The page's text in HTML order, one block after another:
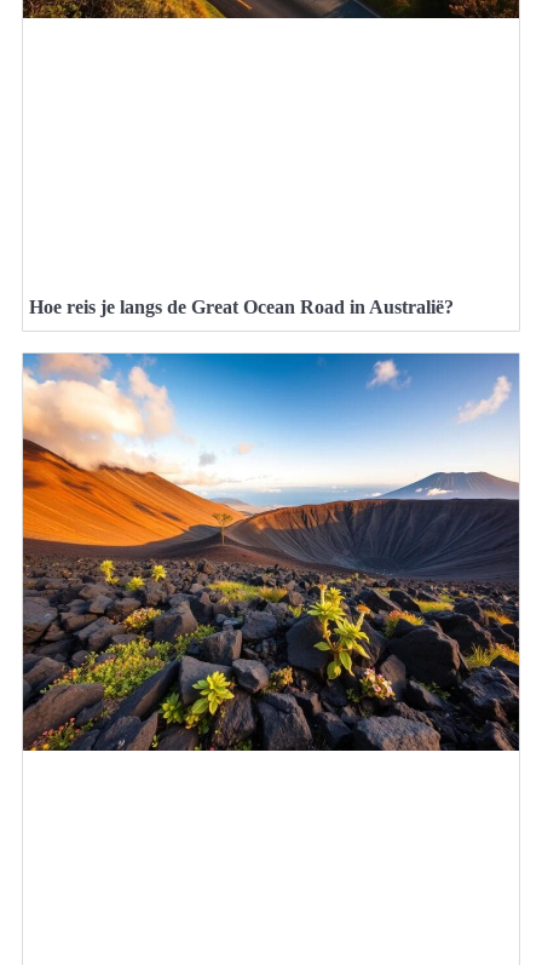
Hoe reis je langs de Great Ocean Road in Australië?